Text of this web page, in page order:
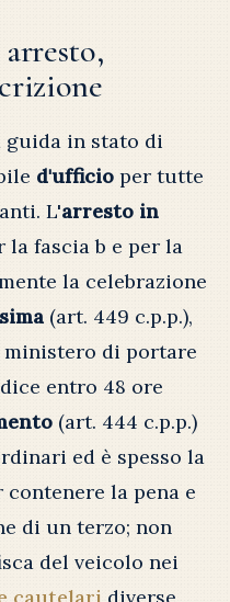
guida in stato di
d'ufficio per tutte
L'arresto in
la fascia b e per la
la celebrazione
(art. 449 c.p.p.),
ministero di portare
entro 48 ore
(art. 444 c.p.p.)
ed è spesso la
la pena e
di un terzo; non
del veicolo nei
cautelari diverse